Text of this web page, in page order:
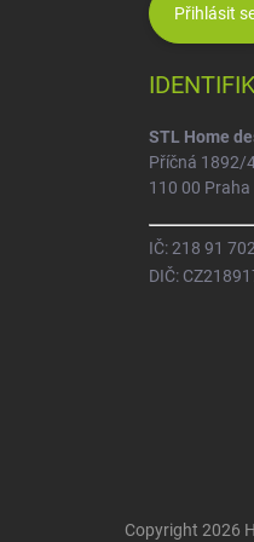
Přihlásit
STL Home
Příčná 1892/
110 00
IČ: 218 91
DIČ:
Copyright 2026